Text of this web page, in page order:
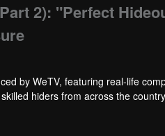
2): "Perfect
by WeTV, featuring real-life
hiders from across the
using all kinds of ingenious